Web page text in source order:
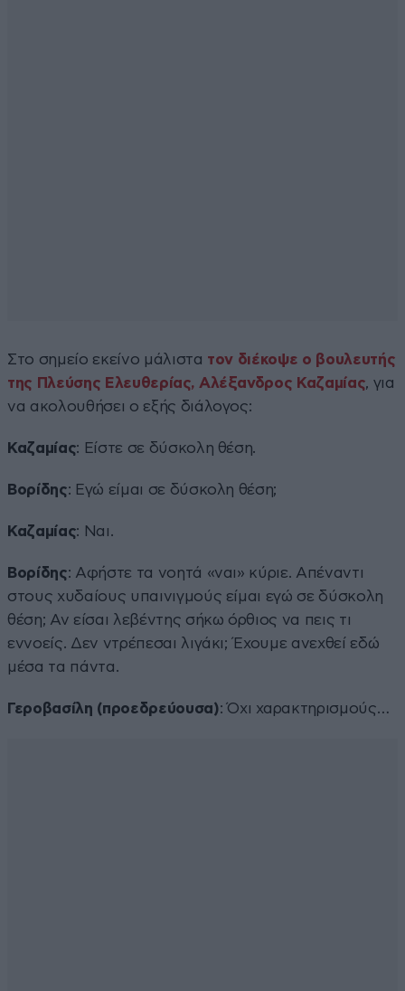
Στο σημείο εκείνο μάλιστα τον διέκοψε ο βουλευτής
της Πλεύσης Ελευθερίας, Αλέξανδρος Καζαμίας, για
να ακολουθήσει ο εξής διάλογος:
Καζαμίας: Είστε σε δύσκολη θέση.
Βορίδης: Εγώ είμαι σε δύσκολη θέση;
Καζαμίας: Ναι.
Βορίδης: Αφήστε τα νοητά «ναι» κύριε. Απέναντι
στους χυδαίους υπαινιγμούς είμαι εγώ σε δύσκολη
θέση; Αν είσαι λεβέντης σήκω όρθιος να πεις τι
εννοείς. Δεν ντρέπεσαι λιγάκι; Έχουμε ανεχθεί εδώ
μέσα τα πάντα.
Γεροβασίλη (προεδρεύουσα): Όχι χαρακτηρισμούς…